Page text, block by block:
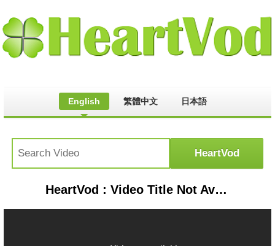
English 繁體中文 日本語
HeartVod : Video Title Not Available